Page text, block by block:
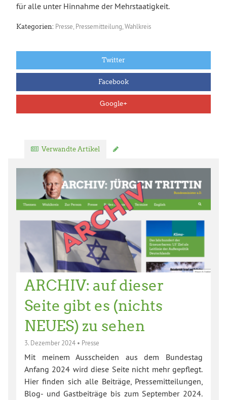
für alle unter Hinnahme der Mehrstaatigkeit.
Kategorien: Presse Pressemitteilung Wahlkreis
Twitter
Facebook
Google+
Verwandte Artikel
ARCHIV: auf dieser
Seite gibt es (nichts
NEUES) zu sehen
3. Dezember 2024 • Presse
Mit meinem Ausscheiden aus dem Bundestag
Anfang 2024 wird diese Seite nicht mehr gepflegt.
Hier finden sich alle Beiträge, Pressemitteilungen,
Blog- und Gastbeiträge bis zum September 2024.